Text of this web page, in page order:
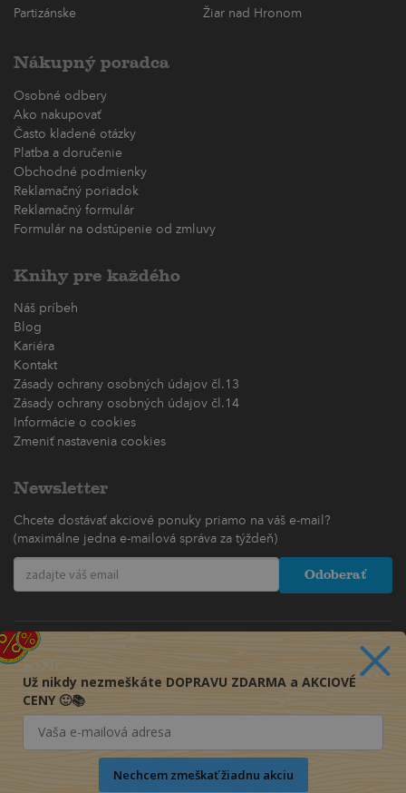
Partizánske
Žiar nad Hronom
Nákupný poradca
Osobné odbery
Ako nakupovať
Často kladené otázky
Platba a doručenie
Obchodné podmienky
Reklamačný poriadok
Reklamačný formulár
Formulár na odstúpenie od zmluvy
Knihy pre každého
Náš príbeh
Blog
Kariéra
Kontakt
Zásady ochrany osobných údajov čl.13
Zásady ochrany osobných údajov čl.14
Informácie o cookies
Zmeniť nastavenia cookies
Newsletter
Chcete dostávať akciové ponuky priamo na váš e-mail?
(maximálne jedna e-mailová správa za týždeň)
Odoberať
Už nikdy nezmeškáte DOPRAVU ZDARMA a AKCIOVÉ
CENY 🙂📚
Nechcem zmeškať žiadnu akciu